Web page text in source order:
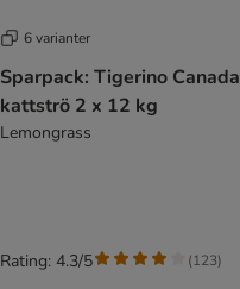
6 varianter
Sparpack: Tigerino Canada
kattströ 2 x 12 kg
Lemongrass
Rating: 4.3/5 (123)